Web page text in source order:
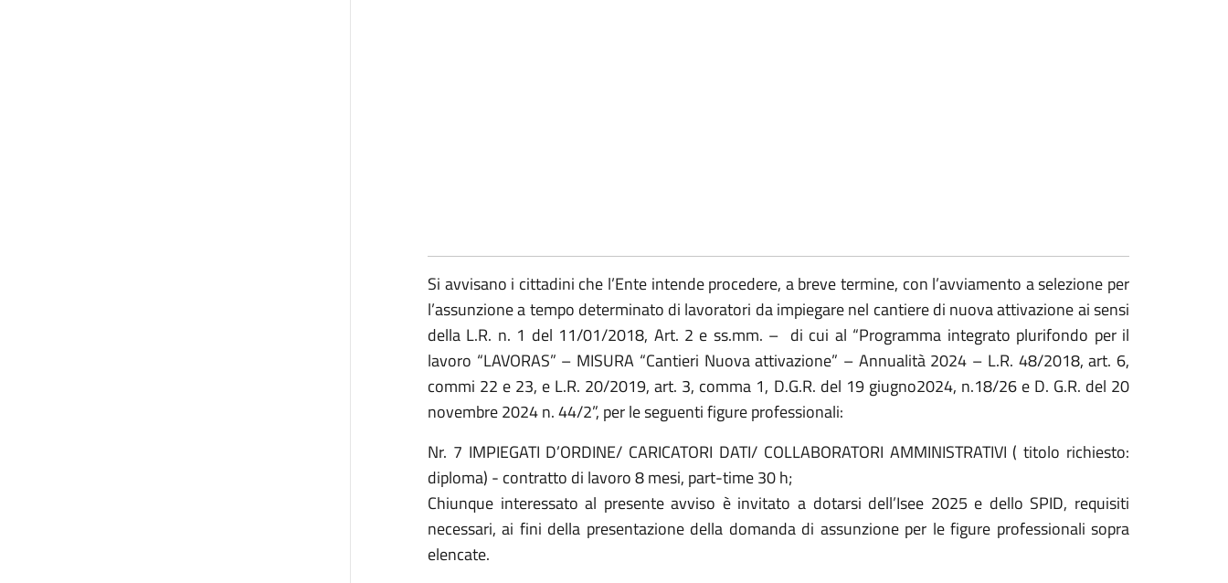
Si avvisano i cittadini che l’Ente intende procedere, a breve termine, con l’avviamento a selezione per
l’assunzione a tempo determinato di lavoratori da impiegare nel cantiere di nuova attivazione ai sensi
della L.R. n. 1 del 11/01/2018, Art. 2 e ss.mm. – di cui al “Programma integrato plurifondo per il
lavoro “LAVORAS” – MISURA “Cantieri Nuova attivazione” – Annualità 2024 – L.R. 48/2018, art. 6,
commi 22 e 23, e L.R. 20/2019, art. 3, comma 1, D.G.R. del 19 giugno2024, n.18/26 e D. G.R. del 20
novembre 2024 n. 44/2”, per le seguenti figure professionali:
Nr. 7 IMPIEGATI D’ORDINE/ CARICATORI DATI/ COLLABORATORI AMMINISTRATIVI ( titolo richiesto:
diploma) - contratto di lavoro 8 mesi, part-time 30 h;
Chiunque interessato al presente avviso è invitato a dotarsi dell’Isee 2025 e dello SPID, requisiti
necessari, ai fini della presentazione della domanda di assunzione per le figure professionali sopra
elencate.